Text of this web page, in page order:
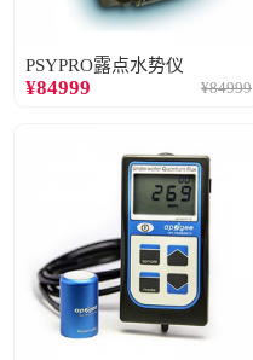
PSYPRO露点水势仪
¥84999 ¥84999